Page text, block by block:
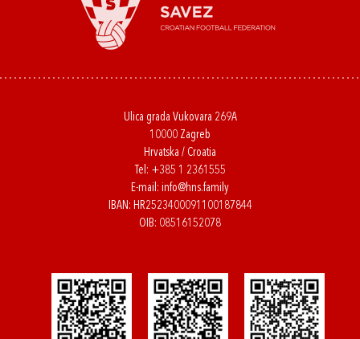
Ulica grada Vukovara 269A
10000 Zagreb
Hrvatska / Croatia
Tel: +385 1 2361555
E-mail: info@hns.family
IBAN: HR2523400091100187844
OIB: 08516152078